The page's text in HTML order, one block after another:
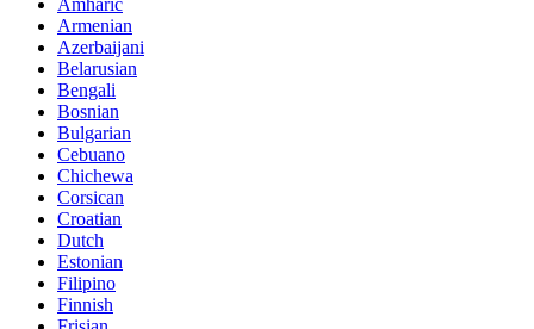
Amharic
Armenian
Azerbaijani
Belarusian
Bengali
Bosnian
Bulgarian
Cebuano
Chichewa
Corsican
Croatian
Dutch
Estonian
Filipino
Finnish